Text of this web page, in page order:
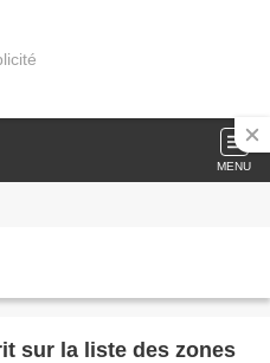
MENU
sur la liste des zones